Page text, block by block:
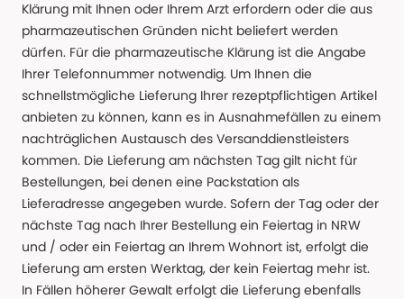
Klärung mit Ihnen oder Ihrem Arzt erfordern oder die aus
pharmazeutischen Gründen nicht beliefert werden
dürfen. Für die pharmazeutische Klärung ist die Angabe
Ihrer Telefonnummer notwendig. Um Ihnen die
schnellstmögliche Lieferung Ihrer rezeptpflichtigen Artikel
anbieten zu können, kann es in Ausnahmefällen zu einem
nachträglichen Austausch des Versanddienstleisters
kommen. Die Lieferung am nächsten Tag gilt nicht für
Bestellungen, bei denen eine Packstation als
Lieferadresse angegeben wurde. Sofern der Tag oder der
nächste Tag nach Ihrer Bestellung ein Feiertag in NRW
und / oder ein Feiertag an Ihrem Wohnort ist, erfolgt die
Lieferung am ersten Werktag, der kein Feiertag mehr ist.
In Fällen höherer Gewalt erfolgt die Lieferung ebenfalls